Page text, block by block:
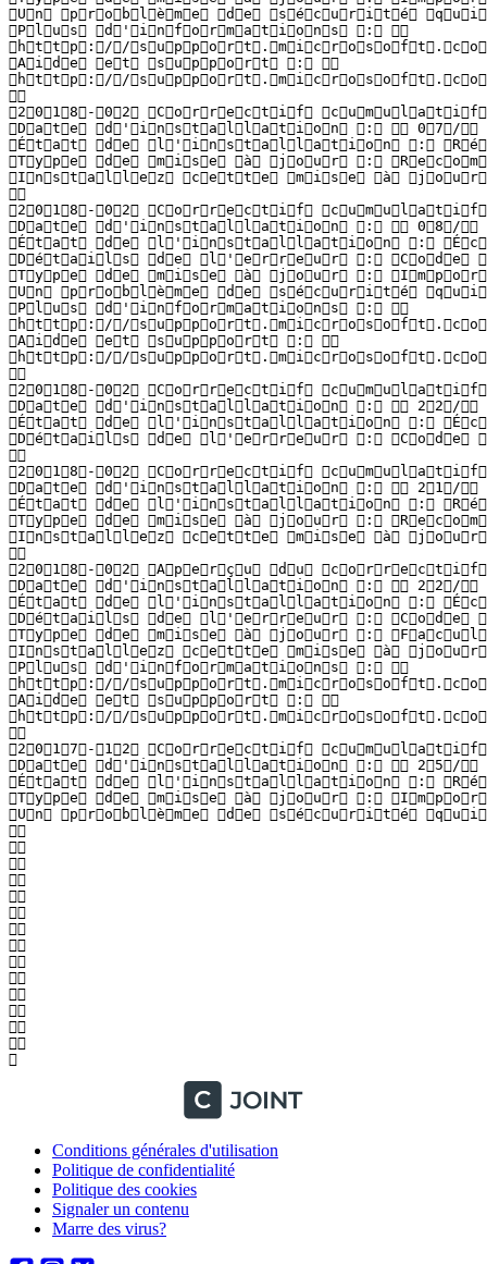
Conditions générales d'utilisation
Politique de confidentialité
Politique des cookies
Signaler un contenu
Marre des virus?